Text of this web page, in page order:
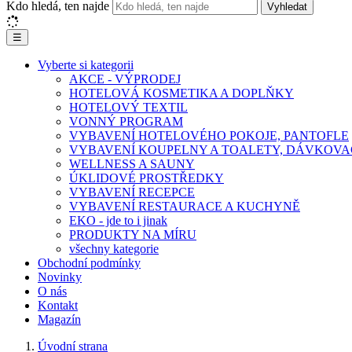
Kdo hledá, ten najde Vyhledat
☰
Vyberte si kategorii
AKCE - VÝPRODEJ
HOTELOVÁ KOSMETIKA A DOPLŇKY
HOTELOVÝ TEXTIL
VONNÝ PROGRAM
VYBAVENÍ HOTELOVÉHO POKOJE, PANTOFLE
VYBAVENÍ KOUPELNY A TOALETY,
WELLNESS A SAUNY
ÚKLIDOVÉ PROSTŘEDKY
VYBAVENÍ RECEPCE
VYBAVENÍ RESTAURACE A KUCHYNĚ
EKO - jde to i jinak
PRODUKTY NA MÍRU
všechny kategorie
Obchodní podmínky
Novinky
O nás
Kontakt
Magazín
Úvodní strana